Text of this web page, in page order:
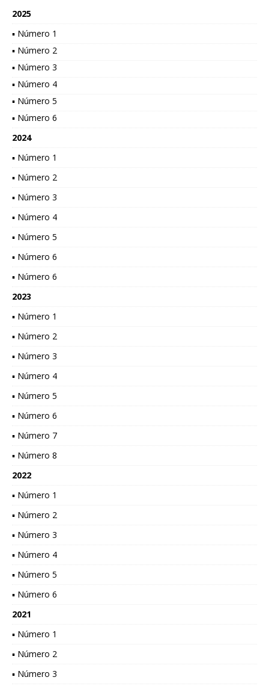
2025
▪ Número 1
▪ Número 2
▪ Número 3
▪ Número 4
▪ Número 5
▪ Número 6
2024
▪ Número 1
▪ Número 2
▪ Número 3
▪ Número 4
▪ Número 5
▪ Número 6
▪ Número 6
2023
▪ Número 1
▪ Número 2
▪ Número 3
▪ Número 4
▪ Número 5
▪ Número 6
▪ Número 7
▪ Número 8
2022
▪ Número 1
▪ Número 2
▪ Número 3
▪ Número 4
▪ Número 5
▪ Número 6
2021
▪ Número 1
▪ Número 2
▪ Número 3